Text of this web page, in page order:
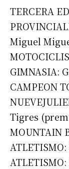
TERCERA
Miguel
GIMNASIA:
CAMPEON
Tigres
MOUNTAIN